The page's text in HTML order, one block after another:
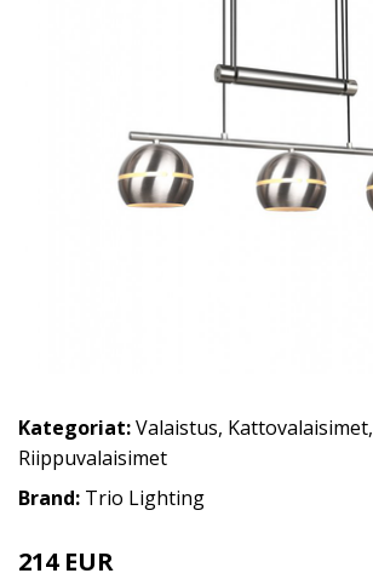
Kategoriat:Valaistus, Kattovalaisimet,
Riippuvalaisimet
Brand: Trio Lighting
214 EUR